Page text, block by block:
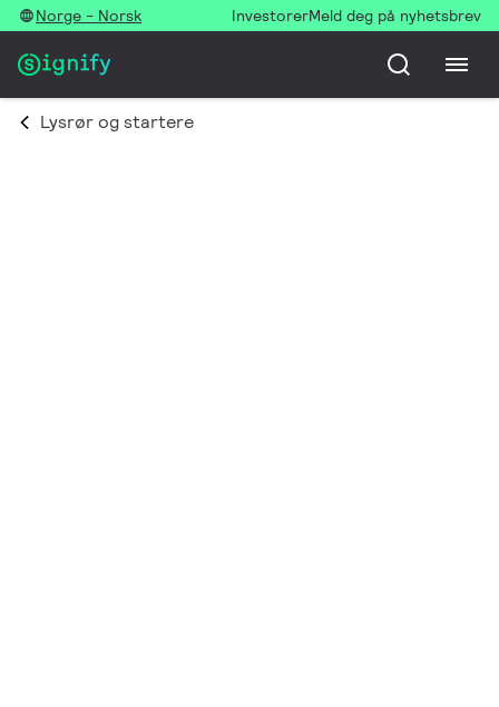
Norge - Norsk InvestorerMeld deg på nyhetsbrev
Lysrør og startere